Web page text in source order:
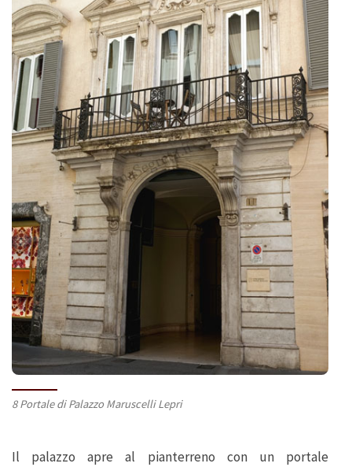
8 Portale di Palazzo Maruscelli Lepri
Il palazzo apre al pianterreno con un portale